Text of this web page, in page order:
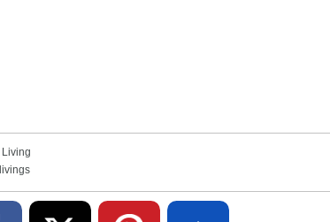
Living
livings